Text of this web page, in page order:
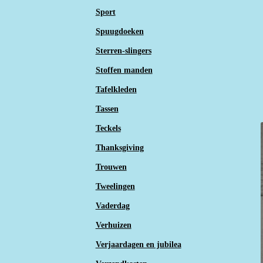
Sport
Spuugdoeken
Sterren-slingers
Stoffen manden
Tafelkleden
Tassen
Teckels
Thanksgiving
Trouwen
Tweelingen
Vaderdag
Verhuizen
Verjaardagen en jubilea